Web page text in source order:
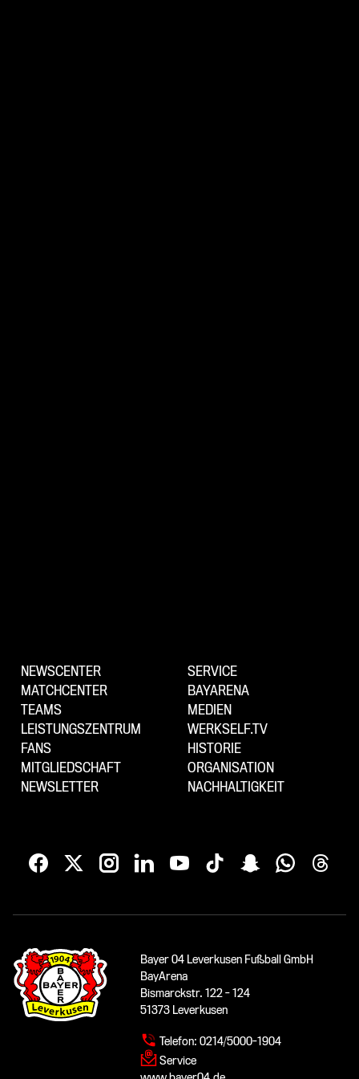
NEWSCENTER
MATCHCENTER
TEAMS
LEISTUNGSZENTRUM
FANS
MITGLIEDSCHAFT
NEWSLETTER
SERVICE
BAYARENA
MEDIEN
WERKSELF.TV
HISTORIE
ORGANISATION
NACHHALTIGKEIT
Bayer 04 Leverkusen Fußball GmbH
BayArena
Bismarckstr. 122 - 124
51373 Leverkusen
Telefon: 0214/5000-1904
Service